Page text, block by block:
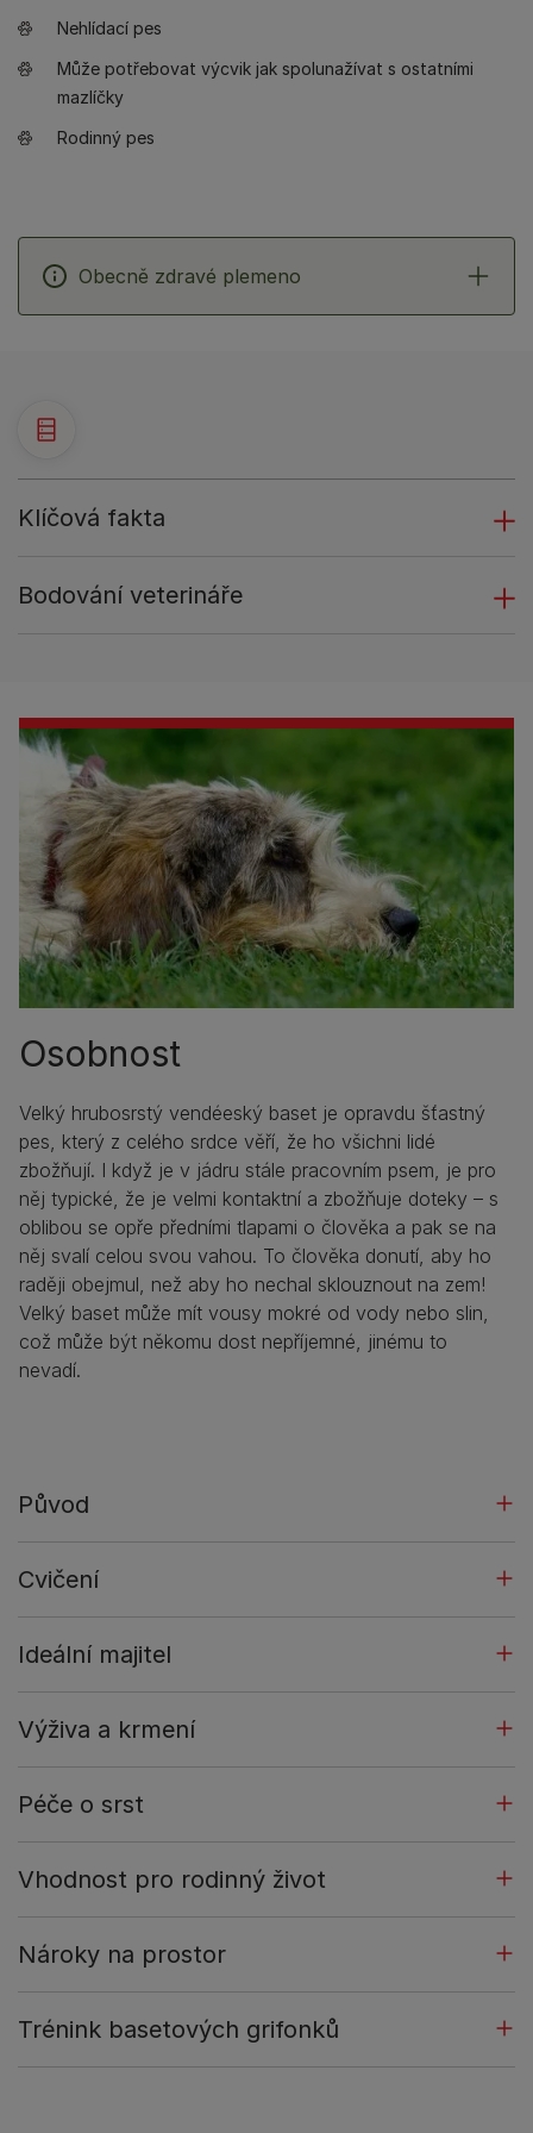
Nehlídací pes
Může potřebovat výcvik jak spolunažívat s ostatními
mazlíčky
Rodinný pes
Obecně zdravé plemeno
Klíčová fakta
Bodování veterináře
Osobnost
Velký hrubosrstý vendéeský baset je opravdu šťastný
pes, který z celého srdce věří, že ho všichni lidé
zbožňují. I když je v jádru stále pracovním psem, je pro
něj typické, že je velmi kontaktní a zbožňuje doteky – s
oblibou se opře předními tlapami o člověka a pak se na
něj svalí celou svou vahou. To člověka donutí, aby ho
raději obejmul, než aby ho nechal sklouznout na zem!
Velký baset může mít vousy mokré od vody nebo slin,
což může být někomu dost nepříjemné, jinému to
nevadí.
Původ
Cvičení
Ideální majitel
Výživa a krmení
Péče o srst
Vhodnost pro rodinný život
Nároky na prostor
Trénink basetových grifonků